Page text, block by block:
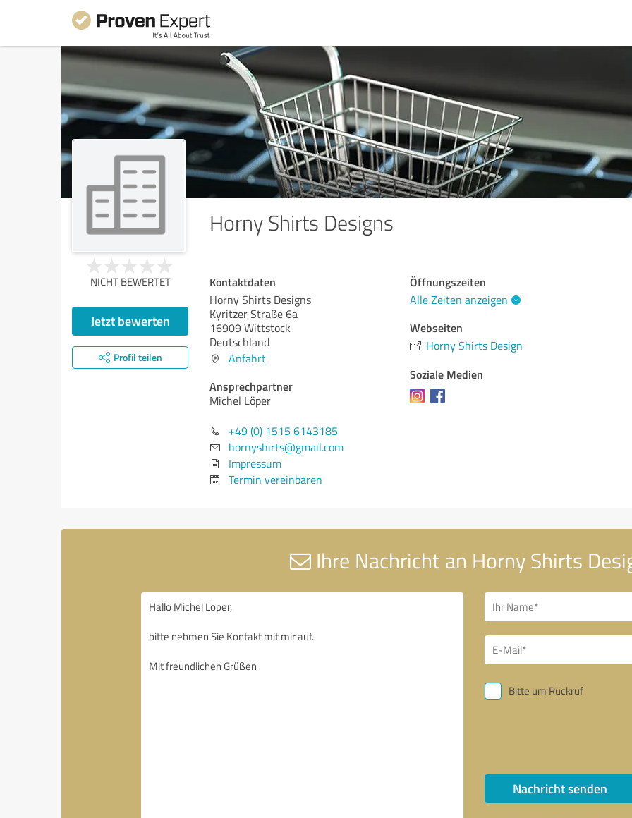
Horny Shirts Designs
NICHT BEWERTET
Jetzt bewerten
Profil teilen
Kontaktdaten
Horny Shirts Designs
Kyritzer Straße 6a
16909 Wittstock
Deutschland
Anfahrt
Ansprechpartner
Michel Löper
+49 (0) 1515 6143185
hornyshirts@gmail.com
Impressum
Termin vereinbaren
Öffnungszeiten
Alle Zeiten anzeigen
Webseiten
Horny Shirts Design
Soziale Medien
Ihre Nachricht an Horny Shirts
Bitte um Rückruf
Nachricht senden